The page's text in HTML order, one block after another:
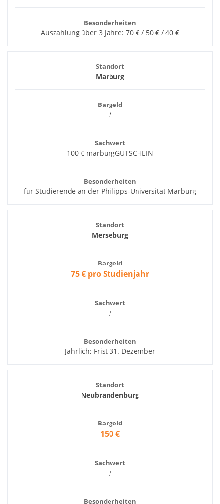
Besonderheiten
Auszahlung über 3 Jahre: 70 € / 50 € / 40 €
Standort
Marburg
Bargeld
/
Sachwert
100 € marburgGUTSCHEIN
Besonderheiten
für Studierende an der Philipps-Universität Marburg
Standort
Merseburg
Bargeld
75 € pro Studienjahr
Sachwert
/
Besonderheiten
Jährlich; Frist 31. Dezember
Standort
Neubrandenburg
Bargeld
150 €
Sachwert
/
Besonderheiten